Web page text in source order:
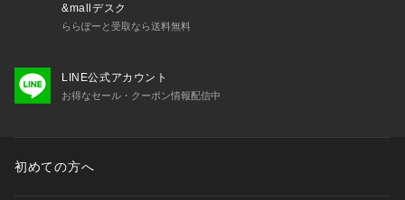
&mallデスク
ららぽーと受取なら送料無料
LINE公式アカウント
お得なセール・クーポン情報配信中
初めての方へ